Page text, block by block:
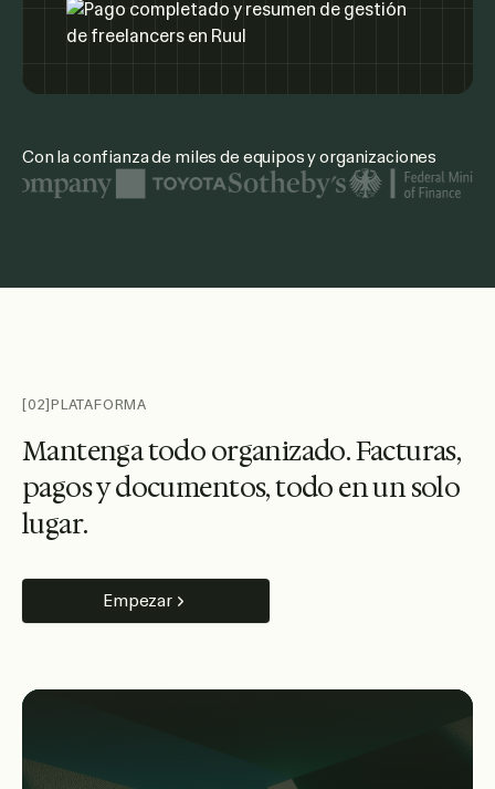
Con la confianza de miles de equipos y organizaciones
[02]PLATAFORMA
Mantengatodoorganizado.Facturas,
pagosydocumentos,todoenunsolo
lugar.
Empezar